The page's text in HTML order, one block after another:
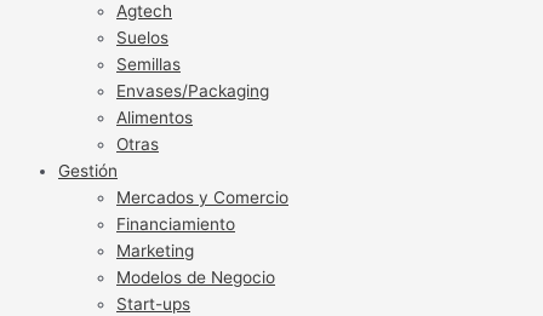
Agtech
Suelos
Semillas
Envases/Packaging
Alimentos
Otras
Gestión
Mercados y Comercio
Financiamiento
Marketing
Modelos de Negocio
Start-ups